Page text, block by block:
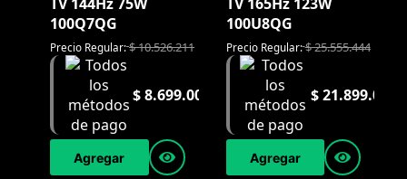
100Q7QG
Precio Regular:$10.526.211
$8.699.000
Agregar
100U8QG
Precio Regular:$25.555.444
$21.899.000
Agregar